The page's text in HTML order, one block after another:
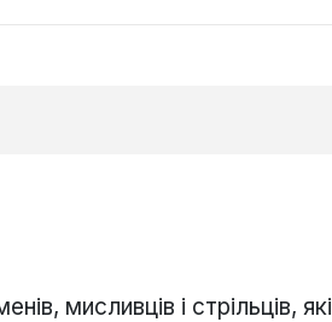
мисливців і стрільців, які